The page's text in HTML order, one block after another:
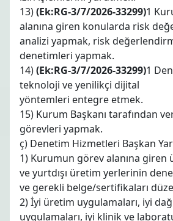
13)(Ek:RG-3/7/2026-33299)1
alanına giren konularda risk
analizi yapmak, risk
denetimleri yapmak.
14)(Ek:RG-3/7/2026-33299)1
teknoloji ve yenilikçi dijital
yöntemleri entegre etmek.
15) Kurum Başkanı tarafından
görevleri yapmak.
ç) Denetim Hizmetleri Başkan
1) Kurumun görev alanına
ve yurtdışı üretim yerlerinin
ve gerekli belge/sertifikaları
2) İyi üretim uygulamaları, iyi
uygulamaları, iyi klinik ve